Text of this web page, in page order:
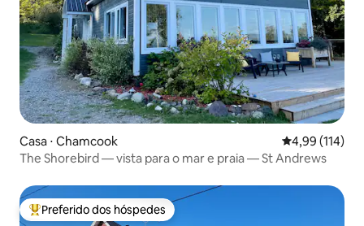
Casa ⋅ Chamcook 4,99 de uma
4,99 (114)
The Shorebird — vista para o mar e praia — St Andrews
Entre os melhores preferidos dos hóspedes
Preferido dos hóspedes